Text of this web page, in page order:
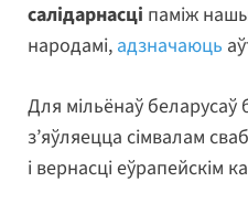
салідарнасці паміж
народамі, адзначаюць
Для мільёнаў
з’яўляецца сімвалам
і вернасці еўрапейскім